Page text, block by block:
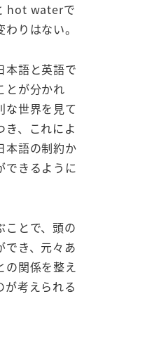
hot waterで
りはない。
本語と英語で
とが分かれ
な世界を見て
き、これによ
本語の制約か
できるように
ことで、頭の
でき、元々あ
の関係を整え
が考えられる